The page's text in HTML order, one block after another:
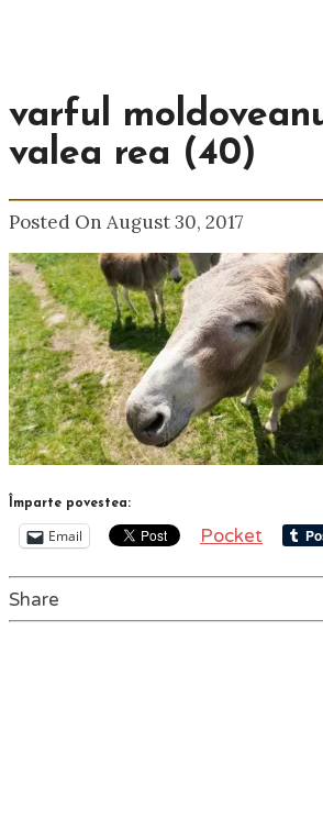
varful
valea rea (40)
Posted On August 30, 2017
Împarte povestea:
Email Pocket
Share